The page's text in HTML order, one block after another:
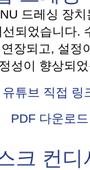
드레싱 장
되었습니다.
장되고, 설정
성이 향상되
유튜브 직접 링
PDF 다운로드
크 컨디